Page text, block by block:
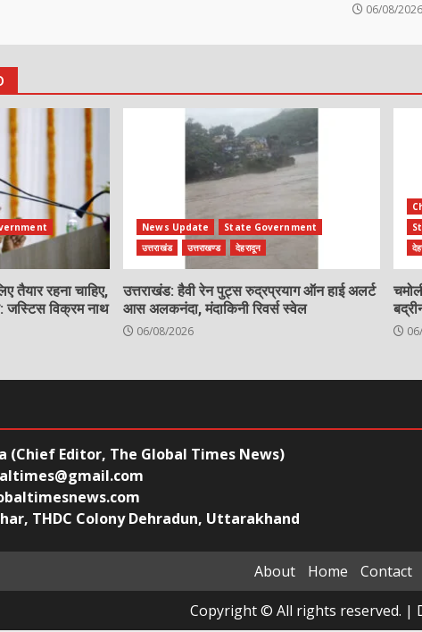
06/08/2026
रहना चाहिए,
जस्टिस विक्रम नाथ
News Update
State Government
उत्तराखंड
उत्तराखण्ड देहरादून
उत्तराखंड: हैवी रेन पुट्स रुद्रप्रयाग ऑन हाई अलर्ट
आस अलकनंदा, मंदाकिनी रिवर्स स्वेल
06/08/2026
(Chief Editor, The Global Times News)
THDC Colony Dehradun, Uttarakhand
About Home Contact
Copyright © All rights reserved. |